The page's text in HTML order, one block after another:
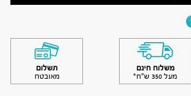
משלוח חינם
מעל 350 ש״ח*
תשלום
מאובטח